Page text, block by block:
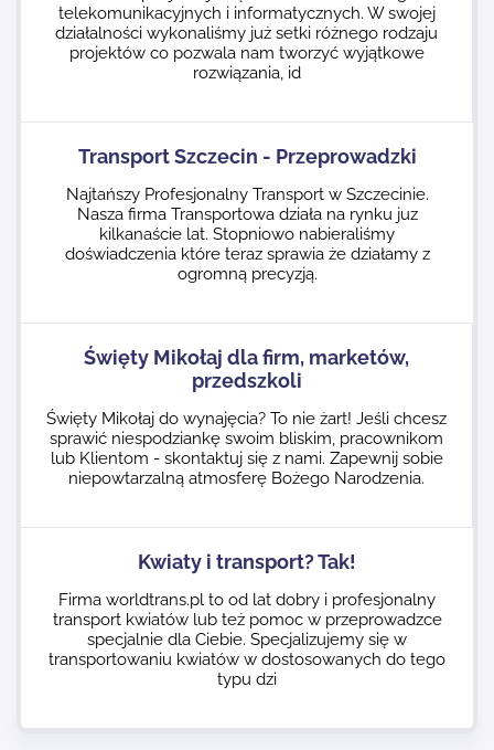
telekomunikacyjnych i informatycznych. W swojej
działalności wykonaliśmy już setki różnego rodzaju
projektów co pozwala nam tworzyć wyjątkowe
rozwiązania, id
Transport Szczecin - Przeprowadzki
Najtańszy Profesjonalny Transport w Szczecinie.
Nasza firma Transportowa działa na rynku juz
kilkanaście lat. Stopniowo nabieraliśmy
doświadczenia które teraz sprawia że działamy z
ogromną precyzją.
Święty Mikołaj dla firm, marketów,
przedszkoli
Święty Mikołaj do wynajęcia? To nie żart! Jeśli chcesz
sprawić niespodziankę swoim bliskim, pracownikom
lub Klientom - skontaktuj się z nami. Zapewnij sobie
niepowtarzalną atmosferę Bożego Narodzenia.
Kwiaty i transport? Tak!
Firma worldtrans.pl to od lat dobry i profesjonalny
transport kwiatów lub też pomoc w przeprowadzce
specjalnie dla Ciebie. Specjalizujemy się w
transportowaniu kwiatów w dostosowanych do tego
typu dzi